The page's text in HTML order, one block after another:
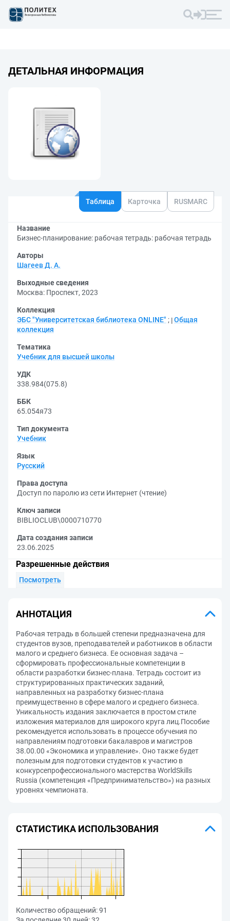
ДЕТАЛЬНАЯ ИНФОРМАЦИЯ
Таблица Карточка RUSMARC
Название
Бизнес-планирование: рабочая тетрадь: рабочая тетрадь
Авторы
Шагеев Д. А.
Выходные сведения
Москва: Проспект, 2023
Коллекция
ЭБС "Университетская библиотека ONLINE" ; Общая
коллекция
Тематика
Учебник для высшей школы
УДК
338.984(075.8)
ББК
65.054я73
Тип документа
Учебник
Язык
Русский
Права доступа
Доступ по паролю из сети Интернет (чтение)
Ключ записи
BIBLIOCLUB\0000710770
Дата создания записи
23.06.2025
Разрешенные действия
Посмотреть
АННОТАЦИЯ
Рабочая тетрадь в большей степени предназначена для
студентов вузов, преподавателей и работников в области
малого и среднего бизнеса. Ее основная задача –
сформировать профессиональные компетенции в
области разработки бизнес-плана. Тетрадь состоит из
структурированных практических заданий,
направленных на разработку бизнес-плана
преимущественно в сфере малого и среднего бизнеса.
Уникальность издания заключается в простом стиле
изложения материалов для широкого круга лиц.Пособие
рекомендуется использовать в процессе обучения по
направлениям подготовки бакалавров и магистров
38.00.00 «Экономика и управление». Оно также будет
полезным для подготовки студентов к участию в
конкурсепрофессионального мастерства WorldSkills
Russia (компетенция «Предпринимательство») на разных
уровнях чемпионата.
СТАТИСТИКА ИСПОЛЬЗОВАНИЯ
Количество обращений:91